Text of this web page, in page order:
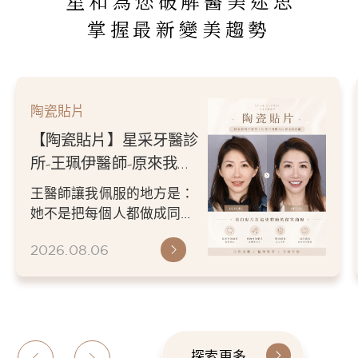
掌握最新變美趨勢
陶瓷貼片
【陶瓷貼片】星采牙醫診
所-王珮伊醫師-原來我的
不愛笑，只是不喜歡自己
原本的牙齒
王醫師讓我佩服的地方是：
她不是把每個人都做成同一
更適合自己的樣子。 現...
2026.08.06